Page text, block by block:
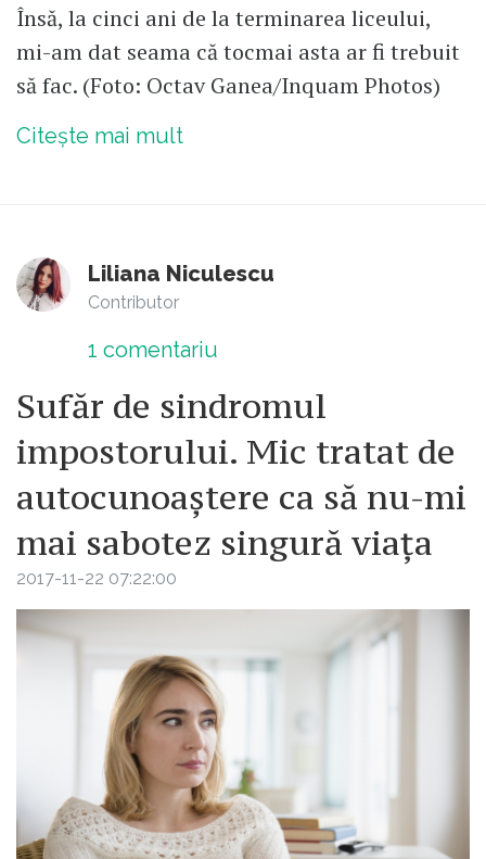
Însă, la cinci ani de la terminarea liceului,
mi-am dat seama că tocmai asta ar fi trebuit
să fac. (Foto: Octav Ganea/Inquam Photos)
Citește mai mult
Liliana Niculescu
Contributor
1 comentariu
Sufăr de sindromul
impostorului. Mic tratat de
autocunoaștere ca să nu-mi
mai sabotez singură viața
2017-11-22 07:22:00